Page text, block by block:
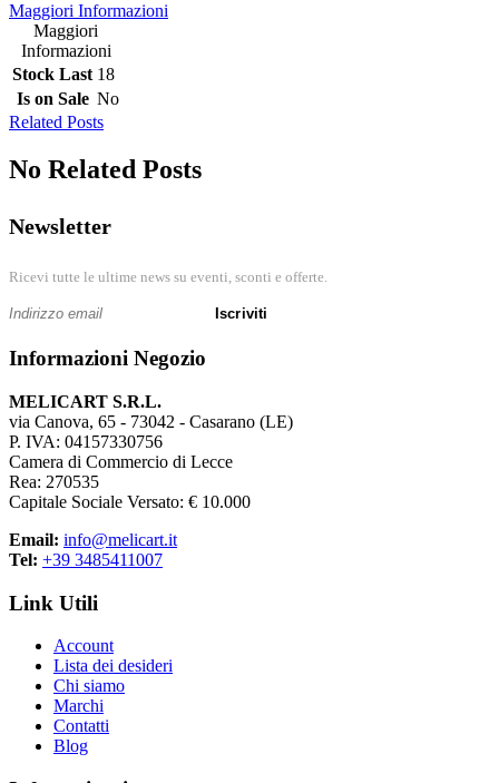
Maggiori Informazioni
Maggiori
Informazioni
Stock Last 18
Is on Sale No
Related Posts
No Related Posts
Newsletter
Ricevi tutte le ultime news su eventi, sconti e offerte.
Iscriviti
Informazioni Negozio
MELICART S.R.L.
via Canova, 65 - 73042 - Casarano (LE)
P. IVA: 04157330756
Camera di Commercio di Lecce
Rea: 270535
Capitale Sociale Versato: € 10.000
Email: info@melicart.it
Tel: +39 3485411007
Link Utili
Account
Lista dei desideri
Chi siamo
Marchi
Contatti
Blog